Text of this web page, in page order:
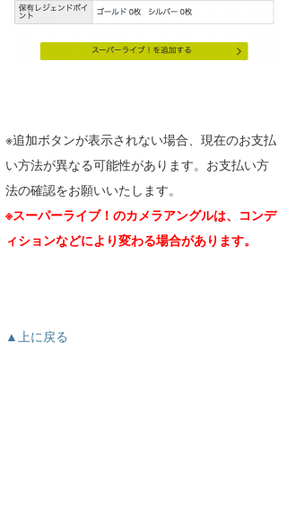
※追加ボタンが表示されない場合、現在のお支払
い方法が異なる可能性があります。お支払い方
法の確認をお願いいたします。
※スーパーライブ！のカメラアングルは、コンデ
ィションなどにより変わる場合があります。
▲上に戻る